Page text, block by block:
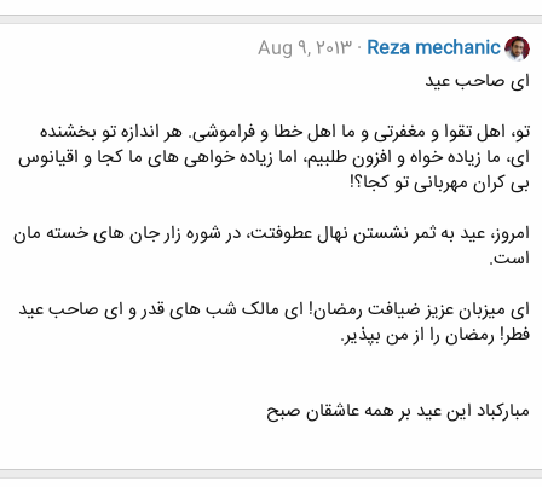
Reza mechanic
Aug 9, 2013
ای صاحب عید
تو، اهل تقوا و مغفرتی و ما اهل خطا و فراموشی. هر اندازه تو بخشنده
ای، ما زیاده خواه و افزون طلبیم، اما زیاده خواهی های ما کجا و اقیانوس
بی کران مهربانی تو کجا؟!
امروز، عید به ثمر نشستن نهال عطوفتت، در شوره زار جان های خسته مان
است.
ای میزبان عزیز ضیافت رمضان! ای مالک شب های قدر و ای صاحب عید
فطر! رمضان را از من بپذیر.
مبارک‏باد این عید بر همه عاشقان صبح